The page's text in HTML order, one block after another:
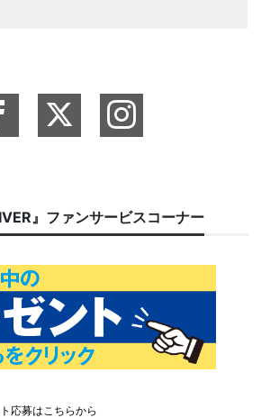
』ファンサービスコーナー
応募はこちらから